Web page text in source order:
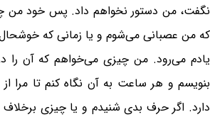
نگفت، من دستور نخواهم داد. پس خود من
که من عصبانی می‌شوم و یا زمانی که
یادم می‌رود. من چیزی می‌خواهم که آن را
بنویسم و هر ساعت به آن نگاه کنم تا مرا از
دارد. اگر حرف بدی شنیدم و یا چیزی برخلاف